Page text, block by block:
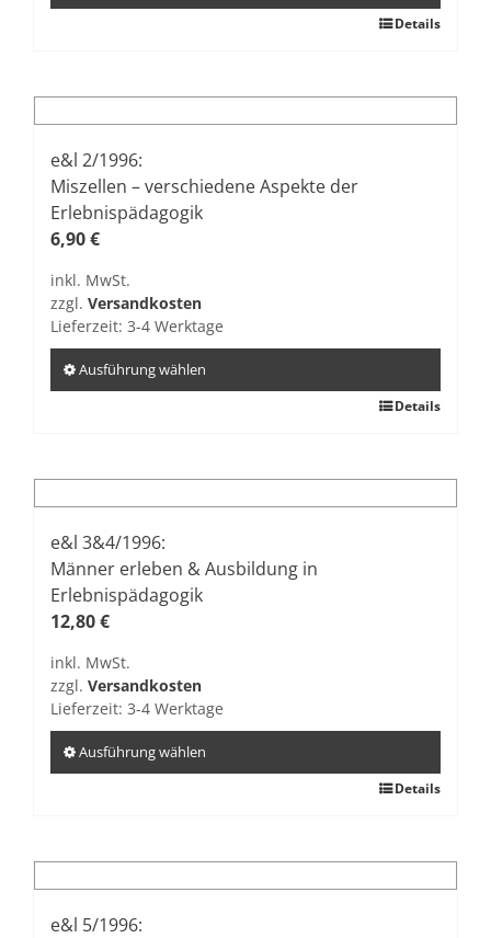
werden
mehrere
Varianten
auf.
Die
Optionen
können
der
Produktseite
werden
Details
e&l 2/1996:
Miszellen – verschiedene Aspekte der
Erlebnispädagogik
6,90€
inkl. MwSt.
zzgl. Versandkosten
Lieferzeit: 3-4 Werktage
Ausführung wählen
mehrere
Varianten
auf.
Die
Optionen
können
der
Produktseite
werden
Details
e&l 3&4/1996:
Männer erleben & Ausbildung in
Erlebnispädagogik
12,80€
inkl. MwSt.
zzgl. Versandkosten
Lieferzeit: 3-4 Werktage
Ausführung wählen
mehrere
Varianten
auf.
Details
e&l 5/1996: